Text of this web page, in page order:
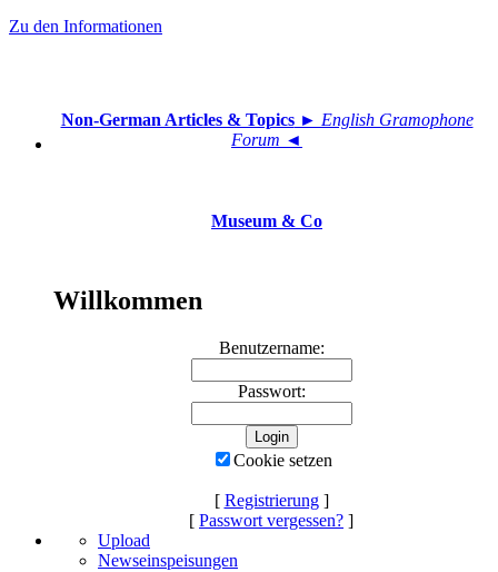
Zu den Informationen
Non-German Articles & Topics► English Gramophone
Forum ◄
Museum & Co
Willkommen
Benutzername:
Passwort:
Cookie setzen
[ Registrierung]
[ Passwort vergessen? ]
Upload
Newseinspeisungen